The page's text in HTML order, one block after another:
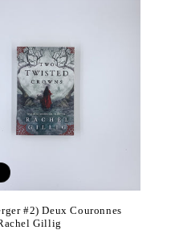
#2) Deux Couronnes
Gillig